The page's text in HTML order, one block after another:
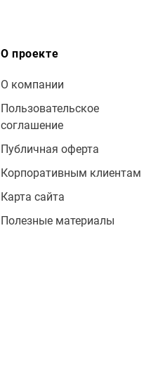
О проекте
О компании
Пользовательское
соглашение
Публичная оферта
Корпоративным клиентам
Карта сайта
Полезные материалы